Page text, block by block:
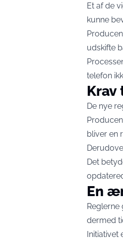
Et af de
kunne
udskifte
telefon
Krav
De nye
bliver en
Det
En
dermed
Initiativet